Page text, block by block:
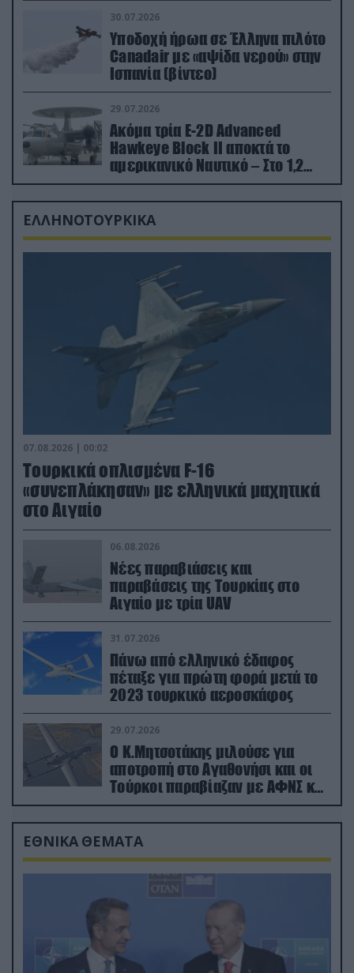
30.07.2026
Υποδοχή ήρωα σε Έλληνα πιλότο
Canadair με «αψίδα νερού» στην
Ισπανία (βίντεο)
29.07.2026
Ακόμα τρία E-2D Advanced
Hawkeye Block II αποκτά το
αμερικανικό Ναυτικό – Στο 1,2
δισ.δολάρια το κόστος
ΕΛΛΗΝΟΤΟΥΡΚΙΚΑ
07.08.2026 | 00:02
Τουρκικά οπλισμένα F-16
«συνεπλάκησαν» με ελληνικά μαχητικά
στο Αιγαίο
06.08.2026
Νέες παραβιάσεις και
παραβάσεις της Τουρκίας στο
Αιγαίο με τρία UAV
31.07.2026
Πάνω από ελληνικό έδαφος
πέταξε για πρώτη φορά μετά το
2023 τουρκικό αεροσκάφος
29.07.2026
Ο Κ.Μητσοτάκης μιλούσε για
αποτροπή στο Αγαθονήσι και οι
Τούρκοι παραβίαζαν με ΑΦΝΣ και
drone
ΕΘΝΙΚΑ ΘΕΜΑΤΑ